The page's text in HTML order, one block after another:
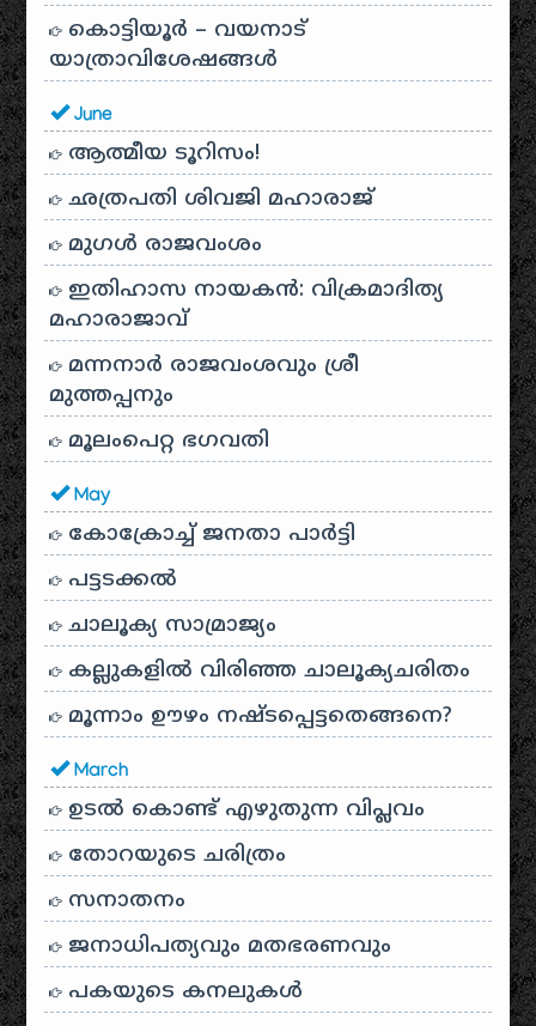
കൊട്ടിയൂർ – വയനാട്
യാത്രാവിശേഷങ്ങൾ
June
ആത്മീയ ടൂറിസം!
ഛത്രപതി ശിവജി മഹാരാജ്
മുഗൾ രാജവംശം
ഇതിഹാസ നായകൻ: വിക്രമാദിത്യ
മഹാരാജാവ്
മന്നനാർ രാജവംശവും ശ്രീ
മുത്തപ്പനും
മൂലംപെറ്റ ഭഗവതി
May
കോക്രോച്ച് ജനതാ പാർട്ടി
പട്ടടക്കൽ
ചാലൂക്യ സാമ്രാജ്യം
കല്ലുകളിൽ വിരിഞ്ഞ ചാലൂക്യചരിതം
മൂന്നാം ഊഴം നഷ്ടപ്പെട്ടതെങ്ങനെ?
March
ഉടൽ കൊണ്ട് എഴുതുന്ന വിപ്ലവം
തോറയുടെ ചരിത്രം
സനാതനം
ജനാധിപത്യവും മതഭരണവും
പകയുടെ കനലുകൾ